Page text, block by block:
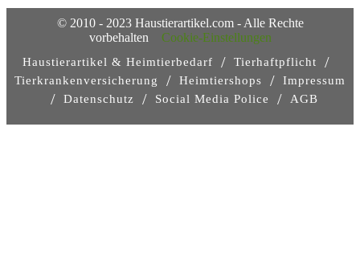
© 2010 - 2023 Haustierartikel.com - Alle Rechte
vorbehalten Cookie-Einstellungen
Haustierartikel & Heimtierbedarf / Tierhaftpflicht /
Tierkrankenversicherung / Heimtiershops / Impressum
/ Datenschutz / Social Media Police / AGB